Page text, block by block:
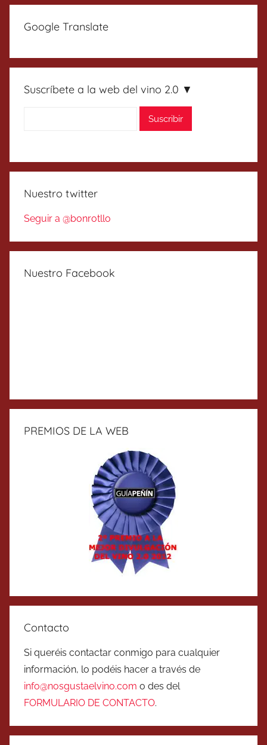
Google Translate
Suscríbete a la web del vino 2.0 ▼
Nuestro twitter
Seguir a @bonrotllo
Nuestro Facebook
PREMIOS DE LA WEB
Contacto
Si queréis contactar conmigo para cualquier
información, lo podéis hacer a través de
info@nosgustaelvino.com o des del
FORMULARIO DE CONTACTO.